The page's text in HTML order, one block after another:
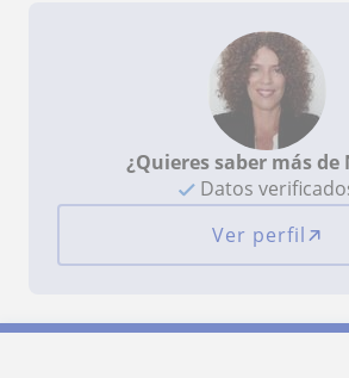
¿Quieres saber más de
Datos
Ver perfil